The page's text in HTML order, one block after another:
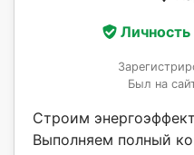
Был на
Строим
Выполняем полный